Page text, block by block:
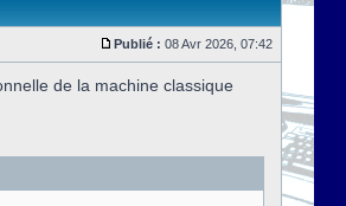
Publié : 08 Avr 2026, 07:42
de la machine classique